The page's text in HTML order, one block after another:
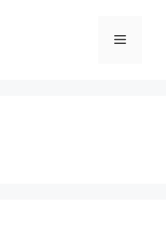
메